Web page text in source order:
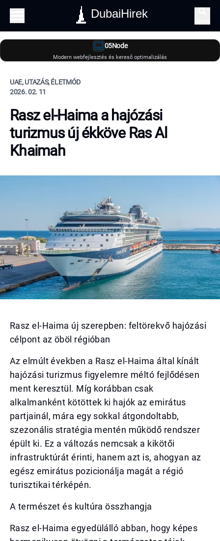
DubaiHirek
05Node
Modern webfejlesztés és kereső optimalizálás
UAE, UTAZÁS, ÉLETMÓD
2026. 02. 11
Rasz el-Haima a hajózási
turizmus új ékköve Ras Al
Khaimah
Rasz el-Haima új szerepben: feltörekvő hajózási
célpont az öböl régióban
Az elmúlt években a Rasz el-Haima által kínált
hajózási turizmus figyelemre méltó fejlődésen
ment keresztül. Míg korábban csak
alkalmanként kötöttek ki hajók az emirátus
partjainál, mára egy sokkal átgondoltabb,
szezonális stratégia mentén működő rendszer
épült ki. Ez a változás nemcsak a kikötői
infrastruktúrát érinti, hanem azt is, ahogyan az
egész emirátus pozicionálja magát a régió
turisztikai térképén.
A természet és kultúra összhangja
Rasz el-Haima egyedülálló abban, hogy képes